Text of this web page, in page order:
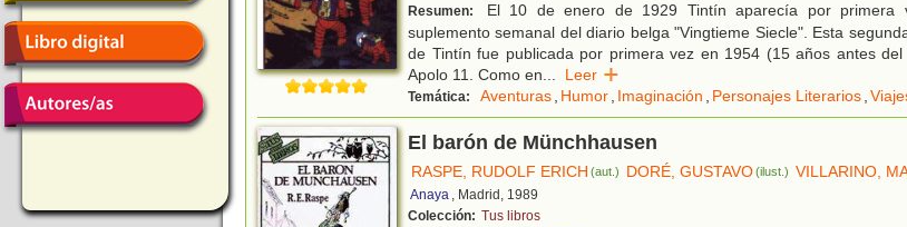
Resumen:
El 10 de enero de 1929 Tintín aparecía por primera
suplemento semanal del diario belga "Vingtieme Siecle". Esta
de Tintín fue publicada por primera vez en 1954 (15 años antes
Apolo 11. Como en... Leer
Temática: Aventuras, Humor, Imaginación , Personajes Literarios,
El barón de Münchhausen
RASPE, RUDOLF ERICH (aut.) DORÉ, GUSTAVO(ilust.) VILLARINO,
Anaya , Madrid, 1989
Colección: Tus libros